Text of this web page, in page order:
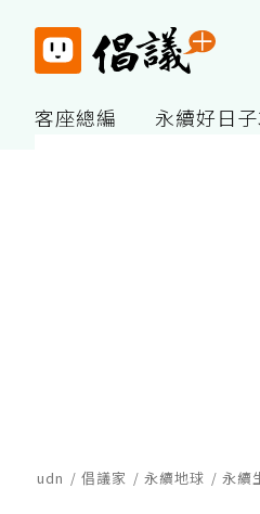
客座總編 永續好日
udn 倡議家 永續地球 永續